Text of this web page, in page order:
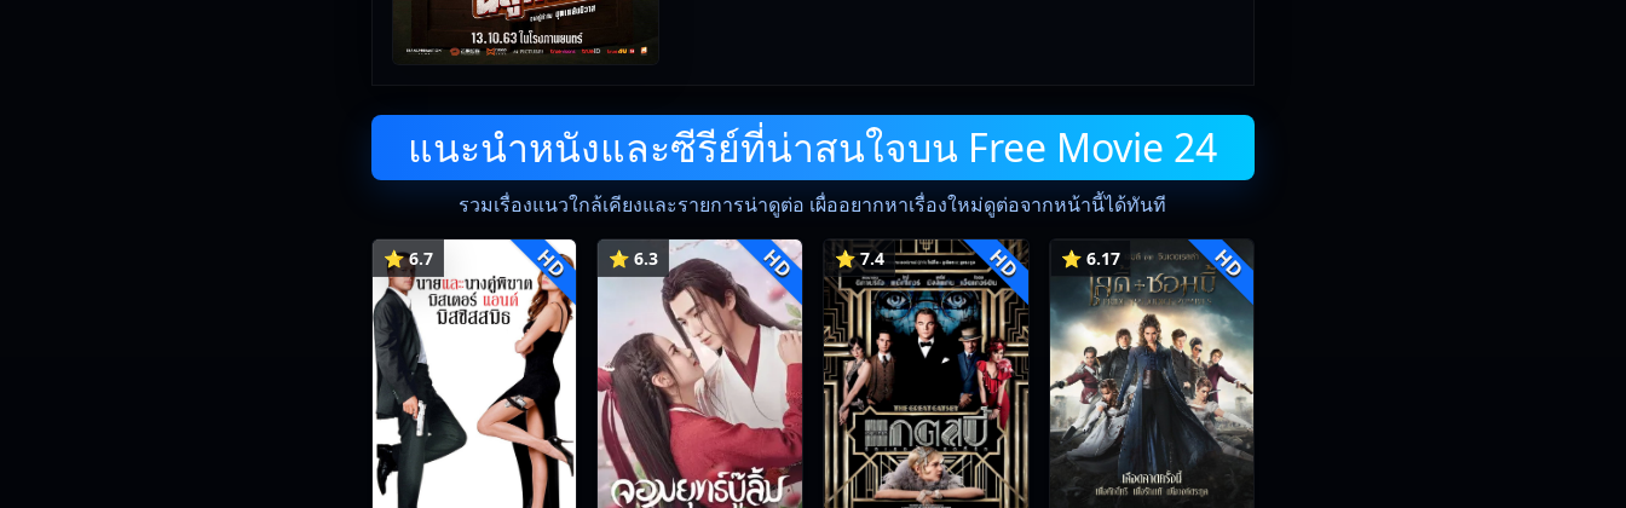
แนะนำหนังและซีรีย์ที่น่าสนใจบน Free Movie 24
รวมเรื่องแนวใกล้เคียงและรายการน่าดูต่อ เผื่ออยากหาเรื่องใหม่ดูต่อจากหน้านี้ได้ทันที
⭐ 6.7 HD ⭐ 6.3 HD ⭐ 7.4 HD ⭐ 6.17 HD